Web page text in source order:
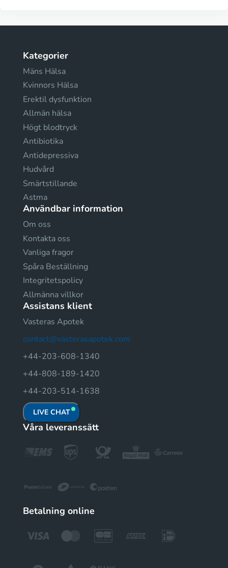
Kategorier
Mäns Hälsa
Kvinnors Hälsa
Erektil dysfunktion
Allmän hälsa
Högt blodtryck
Antibiotika
Antidepressiva
Hudvård
Smärtstillande
Astma
Användbar information
Om oss
Kontakta oss
Vanliga fragor
Spåra Beställning
Integritetspolicy
Allmänna villkor
Assistans klient
Vasteras Apotek
contact@vasterasapotek.com
+44-203-608-1340
+44-808-189-1420
+44-203-514-1638
LIVE CHAT
Våra leveranssätt
Betalning online